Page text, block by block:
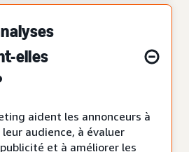
elles
aident les annonceurs à
audience, à évaluer
et à améliorer les